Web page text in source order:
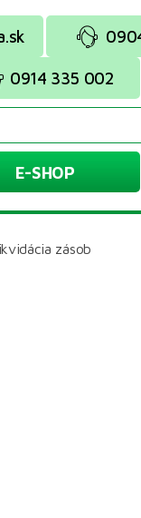
0914 335 002
E-SHOP
zásob